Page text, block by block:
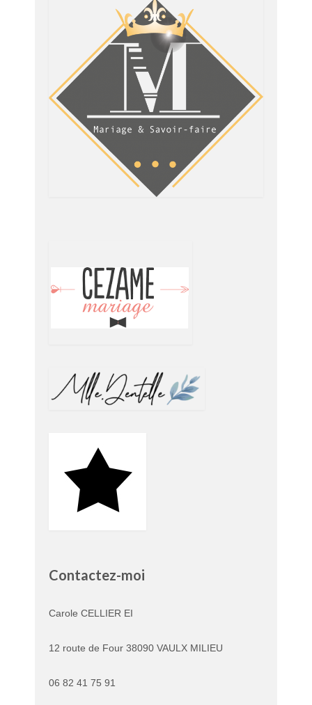
Contactez-moi
Carole CELLIER EI
12 route de Four 38090 VAULX MILIEU
06 82 41 75 91